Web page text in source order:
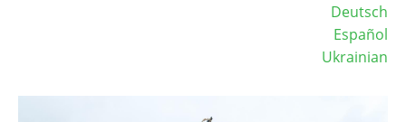
Deutsch
Español
Ukrainian